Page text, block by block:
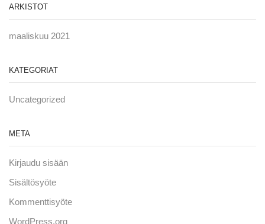
ARKISTOT
maaliskuu 2021
KATEGORIAT
Uncategorized
META
Kirjaudu sisään
Sisältösyöte
Kommenttisyöte
WordPress.org